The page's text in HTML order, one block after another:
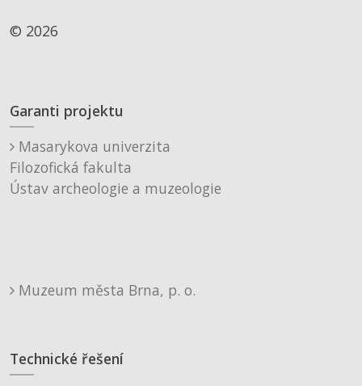
© 2026
Garanti projektu
Masarykova univerzita
Filozofická fakulta
Ústav archeologie a muzeologie
Muzeum města Brna, p. o.
Technické řešení